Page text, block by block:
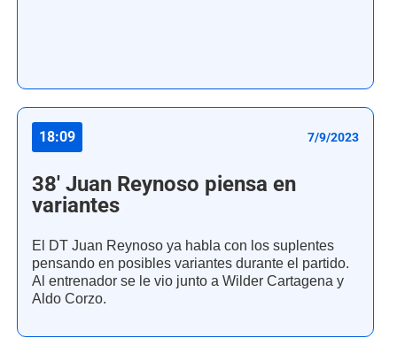
18:09 7/9/2023
38' Juan Reynoso piensa en
variantes
El DT Juan Reynoso ya habla con los suplentes
pensando en posibles variantes durante el partido.
Al entrenador se le vio junto a Wilder Cartagena y
Aldo Corzo.